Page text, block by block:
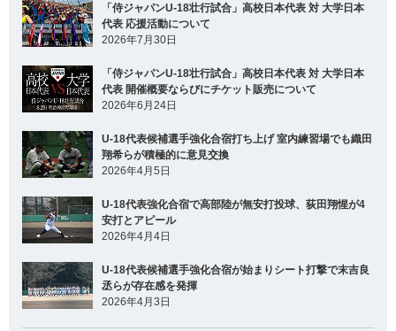
「侍ジャパンU-18壮行試合」高校日本代表 対 大学日本
代表 応援活動について
2026年7月30日
「侍ジャパンU-18壮行試合」高校日本代表 対 大学日本
代表 開催概要ならびにチケット販売について
2026年6月24日
U-18代表候補選手強化合宿打ち上げ 室内練習場でも織田
翔希らが積極的に意見交換
2026年4月5日
U-18代表強化合宿で高部陸が無安打投球、荻田翔惺が4
安打とアピール
2026年4月4日
U-18代表候補選手強化合宿が始まりシート打撃で末吉良
丞らが存在感を発揮
2026年4月3日